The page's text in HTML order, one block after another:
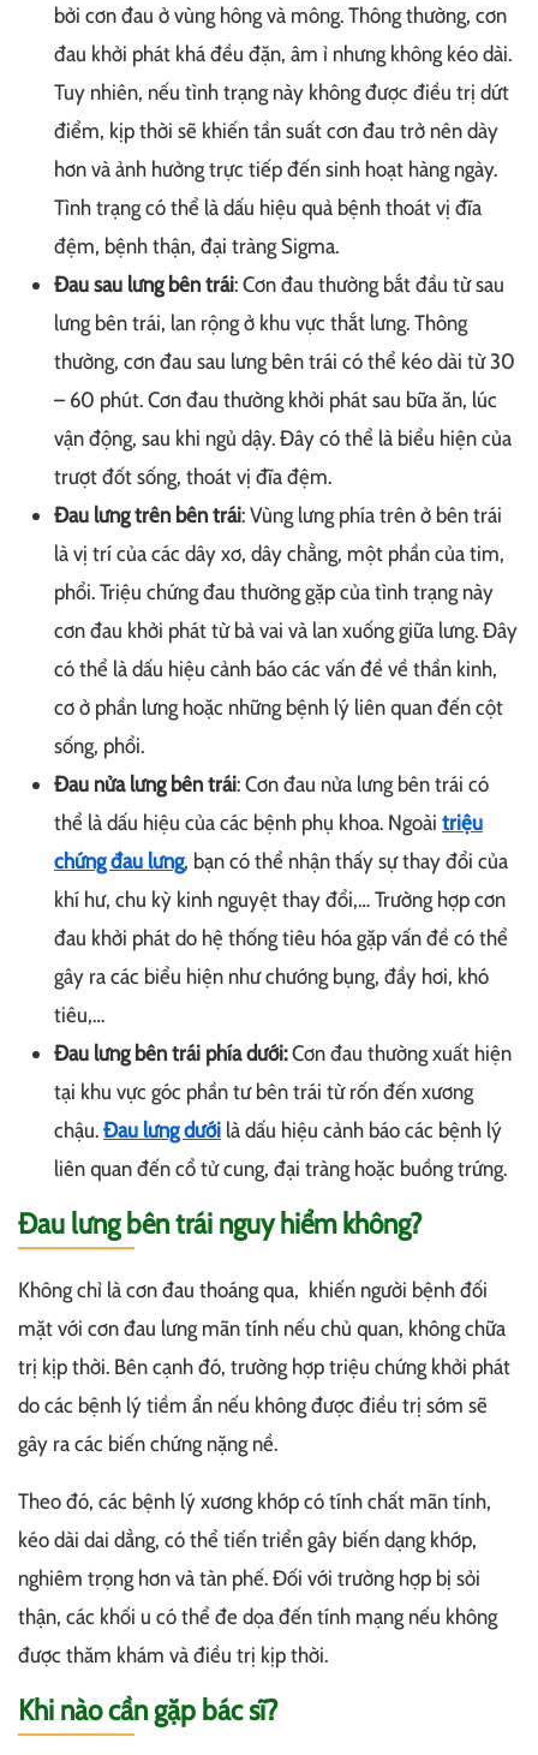
bởi cơn đau ở vùng hông và mông. Thông thường, cơn
đau khởi phát khá đều đặn, âm ỉ nhưng không kéo dài.
Tuy nhiên, nếu tình trạng này không được điều trị dứt
điểm, kịp thời sẽ khiến tần suất cơn đau trở nên dày
hơn và ảnh hưởng trực tiếp đến sinh hoạt hàng ngày.
Tình trạng có thể là dấu hiệu quả bệnh thoát vị đĩa
đệm, bệnh thận, đại tràng Sigma.
Đau sau lưng bên trái: Cơn đau thường bắt đầu từ sau
lưng bên trái, lan rộng ở khu vực thắt lưng. Thông
thường, cơn đau sau lưng bên trái có thể kéo dài từ 30
– 60 phút. Cơn đau thường khởi phát sau bữa ăn, lúc
vận động, sau khi ngủ dậy. Đây có thể là biểu hiện của
trượt đốt sống, thoát vị đĩa đệm.
Đau lưng trên bên trái: Vùng lưng phía trên ở bên trái
là vị trí của các dây xơ, dây chằng, một phần của tim,
phổi. Triệu chứng đau thường gặp của tình trạng này
cơn đau khởi phát từ bả vai và lan xuống giữa lưng. Đây
có thể là dấu hiệu cảnh báo các vấn đề về thần kinh,
cơ ở phần lưng hoặc những bệnh lý liên quan đến cột
sống, phổi.
Đau nửa lưng bên trái: Cơn đau nửa lưng bên trái có
thể là dấu hiệu của các bệnh phụ khoa. Ngoài triệu
chứng đau lưng, bạn có thể nhận thấy sự thay đổi của
khí hư, chu kỳ kinh nguyệt thay đổi,… Trường hợp cơn
đau khởi phát do hệ thống tiêu hóa gặp vấn đề có thể
gây ra các biểu hiện như chướng bụng, đầy hơi, khó
tiêu,…
Đau lưng bên trái phía dưới:Cơn đau thường xuất hiện
tại khu vực góc phần tư bên trái từ rốn đến xương
chậu.Đau lưng dưới là dấu hiệu cảnh báo các bệnh lý
liên quan đến cổ tử cung, đại tràng hoặc buồng trứng.
Đau lưng bên trái nguy hiểm không?
Không chỉ là cơn đau thoáng qua, khiến người bệnh đối
mặt với cơn đau lưng mãn tính nếu chủ quan, không chữa
trị kịp thời. Bên cạnh đó, trường hợp triệu chứng khởi phát
do các bệnh lý tiềm ẩn nếu không được điều trị sớm sẽ
gây ra các biến chứng nặng nề.
Theo đó, các bệnh lý xương khớp có tính chất mãn tính,
kéo dài dai dẳng, có thể tiến triển gây biến dạng khớp,
nghiêm trọng hơn và tàn phế. Đối với trường hợp bị sỏi
thận, các khối u có thể đe dọa đến tính mạng nếu không
được thăm khám và điều trị kịp thời.
Khi nào cần gặp bác sĩ?